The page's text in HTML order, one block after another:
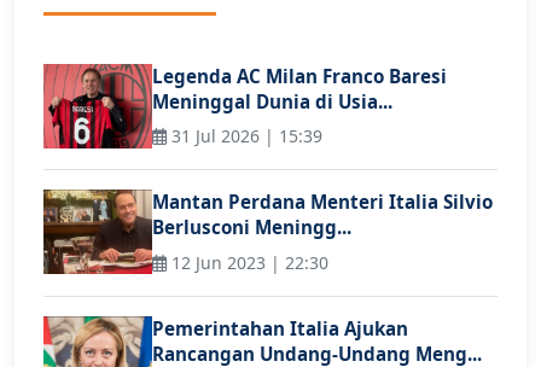
Legenda AC Milan Franco Baresi
Meninggal Dunia di Usia...
31 Jul 2026 | 15:39
Mantan Perdana Menteri Italia Silvio
Berlusconi Meningg...
12 Jun 2023 | 22:30
Pemerintahan Italia Ajukan
Rancangan Undang-Undang Meng...